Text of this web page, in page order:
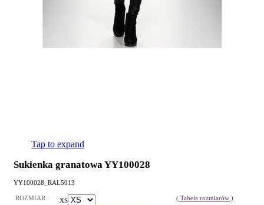
Tap to expand
Sukienka granatowa YY100028
YY100028_RAL5013
ROZMIAR : XS
( Tabela rozmiarów )